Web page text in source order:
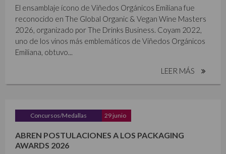
El ensamblaje ícono de Viñedos Orgánicos Emiliana fue
reconocido en The Global Organic & Vegan Wine Masters
2026, organizado por The Drinks Business. Coyam 2022,
uno de los vinos más emblemáticos de Viñedos Orgánicos
Emiliana, obtuvo...
LEER MÁS
Concursos/Medallas 29 junio
ABREN POSTULACIONES A LOS PACKAGING
AWARDS 2026